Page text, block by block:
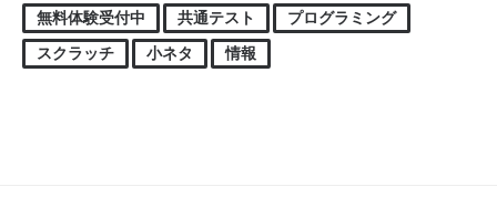
無料体験受付中
共通テスト
プログラミング
スクラッチ
小ネタ 情報